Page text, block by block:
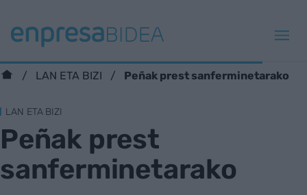
LAN ETA BIZI Peñak prest sanferminetarako
LAN ETA BIZI
Peñak prest
sanferminetarako